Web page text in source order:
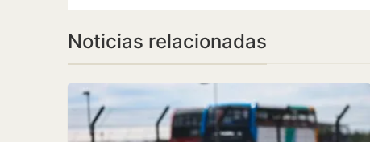
Noticias relacionadas